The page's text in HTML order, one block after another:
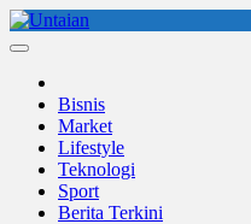
Skip
to
Bisnis
Market
Lifestyle
Teknologi
Sport
Berita Terkini